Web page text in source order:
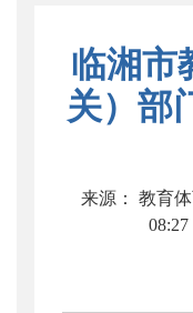
临湘市
关）部
来源： 教育
08:27